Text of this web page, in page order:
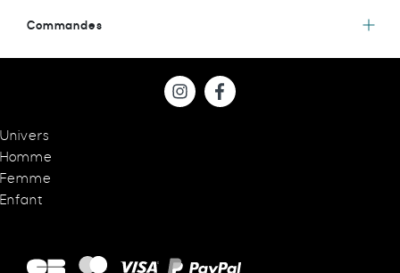
Commandes
Univers
Homme
Femme
Enfant